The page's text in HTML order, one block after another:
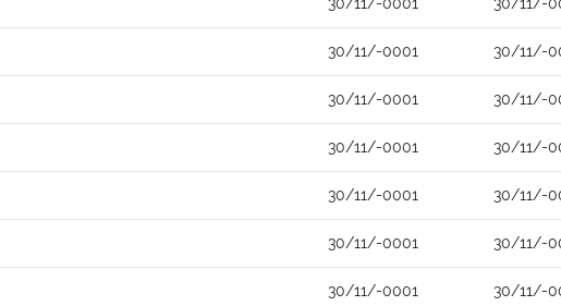
30/11/-0001 30/11/-
30/11/-0001 30/11/-
30/11/-0001 30/11/-
30/11/-0001 30/11/-
30/11/-0001 30/11/-
30/11/-0001 30/11/-